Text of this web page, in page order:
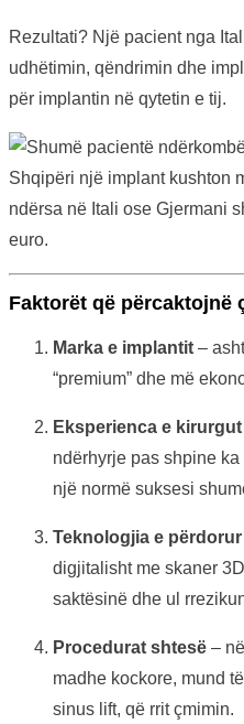
Rezultati? Një pacient nga
udhëtimin, qëndrimin dhe
për implantin në qytetin e tij.
Faktorët që përcaktojnë
Marka e implantit –
“premium” dhe më
Eksperienca e kirurgut
ndërhyrje pas shpine
një normë suksesi
Teknologjia e përdorur
digjitalisht me skaner
saktësinë dhe ul
Procedurat shtesë –
madhe kockore, mund
sinus lift, që rrit çmimin.